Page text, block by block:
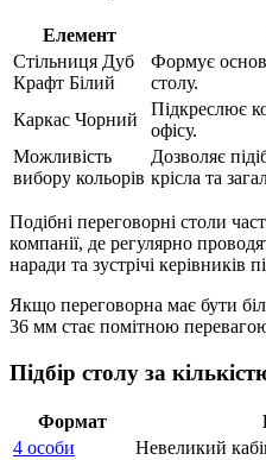
Елемент
Стільниця Дуб
Крафт Білий
Формує
столу.
Каркас Чорний
Підкреслює
офісу.
Можливість
вибору кольорів
Дозволяє
крісла та
Подібні переговорні столи
компанії, де регулярно
наради та зустрічі керівників
Якщо переговорна має бути
36 мм стає помітною
Підбір столу за
Формат
4 особи
Невеликий